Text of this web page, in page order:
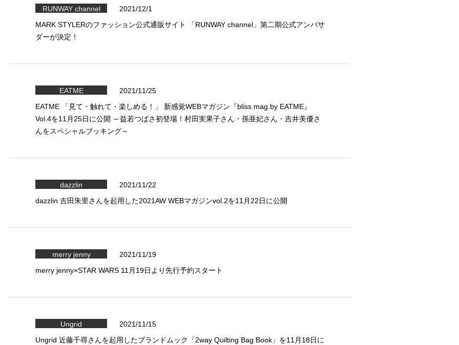
RUNWAY channel
2021/12/1
MARK STYLERのファッション公式通販サイト 「RUNWAY channel」第二期公式アンバサ
ダーが決定！
EATME
2021/11/25
EATME 「見て・触れて・楽しめる！」 新感覚WEBマガジン『bliss mag.by EATME』
Vol.4を11月25日に公開 ～益若つばさ初登場！村田実果子さん・孫亜妃さん・吉井美優さ
んをスペシャルブッキング～
dazzlin
2021/11/22
dazzlin 吉田朱里さんを起用した2021AW WEBマガジンvol.2を11月22日に公開
merry jenny
2021/11/19
merry jenny×STAR WARS 11月19日より先行予約スタート
Ungrid
2021/11/15
Ungrid 近藤千尋さんを起用したブランドムック「2way Quilting Bag Book」を11月18日に